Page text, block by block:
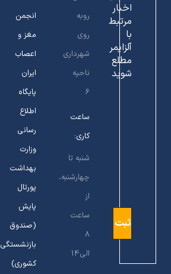
اخبار
مرتبط
با
آلزایمر
مطلع
شوید
روبه
روی
شهرداری
ناحیه
6
ساعت
کاری:
شنبه تا
چهارشنبه،
از
ساعت
8
الی14
انجمن
مغز و
اعصاب
ایران
پایگاه
اطلاع
رسانی
وزارت
بهداشت
پورتال
پایش
(صندوق
بازنشستگی
کشوری)